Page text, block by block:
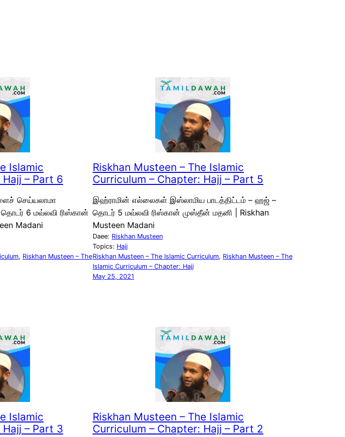
Islamic
– Part 6
செய்யலாமா
6 மவ்லவி ரிஸ்கான்
Madani
, Riskhan Musteen – The
Riskhan Musteen – The Islamic
Curriculum – Chapter: Hajj – Part 5
இஹ்ராமின் எல்லைகள் இஸ்லாமிய பாடத்திட்டம் – ஹஜ் –
தொடர் 5 மவ்லவி ரிஸ்கான் முஸ்தீன் மதனி | Riskhan
Musteen Madani
Daee: Riskhan Musteen
Topics: Hajj
Riskhan Musteen – The Islamic Curriculum, Riskhan Musteen – The
Islamic Curriculum – Chapter: Hajj
May 25, 2021
Islamic
– Part 3
Riskhan Musteen – The Islamic
Curriculum – Chapter: Hajj – Part 2